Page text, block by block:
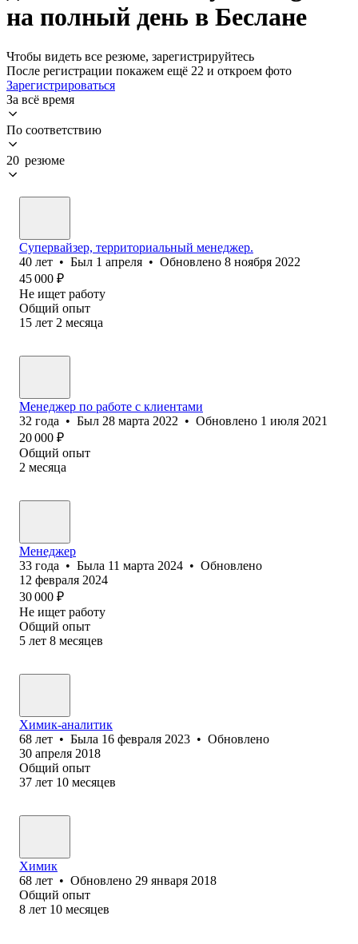
на полный день в Беслане
Чтобы видеть все резюме, зарегистрируйтесь
После регистрации покажем ещё 22 и откроем фото
Зарегистрироваться
За всё время
По соответствию
20 резюме
Супервайзер, территориальный менеджер.
40 лет • Был 1 апреля • Обновлено 8 ноября 2022
45 000 ₽
Не ищет работу
Общий опыт
15 лет 2 месяца
Менеджер по работе с клиентами
32 года • Был 28 марта 2022 • Обновлено 1 июля 2021
20 000 ₽
Общий опыт
2 месяца
Менеджер
33 года • Была 11 марта 2024 • Обновлено
12 февраля 2024
30 000 ₽
Не ищет работу
Общий опыт
5 лет 8 месяцев
Химик-аналитик
68 лет • Была 16 февраля 2023 • Обновлено
30 апреля 2018
Общий опыт
37 лет 10 месяцев
Химик
68 лет • Обновлено 29 января 2018
Общий опыт
8 лет 10 месяцев